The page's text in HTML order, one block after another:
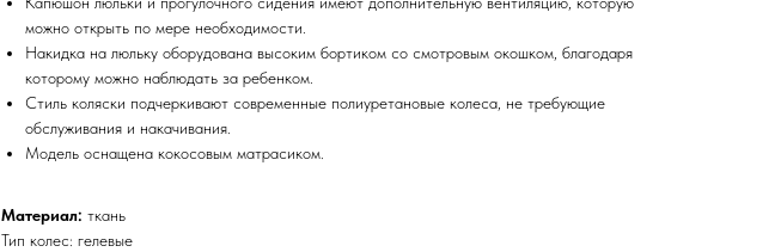
можно открыть по мере необходимости.
Накидка на люльку оборудована высоким бортиком со смотровым окошком, благодаря
которому можно наблюдать за ребенком.
Стиль коляски подчеркивают современные полиуретановые колеса, не требующие
обслуживания и накачивания.
Модель оснащена кокосовым матрасиком.
Материал: ткань
Тип колес: гелевые